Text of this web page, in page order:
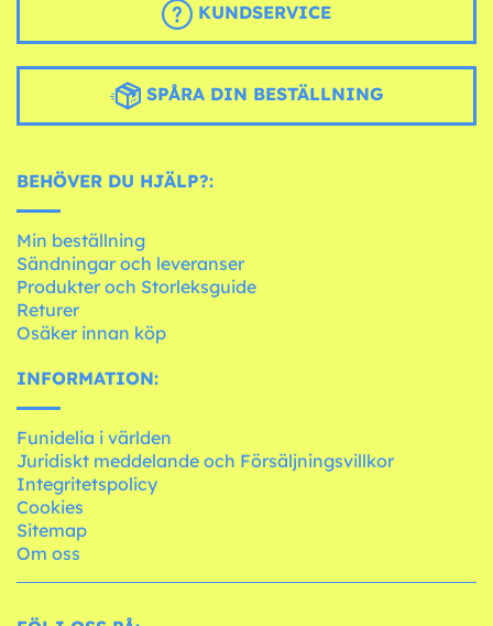
KUNDSERVICE
SPÅRA DIN BESTÄLLNING
BEHÖVER DU HJÄLP?:
Min beställning
Sändningar och leveranser
Produkter och Storleksguide
Returer
Osäker innan köp
INFORMATION:
Funidelia i världen
Juridiskt meddelande och Försäljningsvillkor
Integritetspolicy
Cookies
Sitemap
Om oss